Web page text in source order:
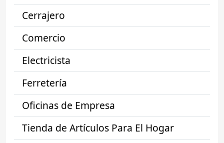
Cerrajero
Comercio
Electricista
Ferretería
Oficinas de Empresa
Tienda de Artículos Para El Hogar